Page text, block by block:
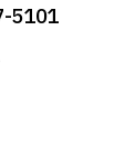
5101